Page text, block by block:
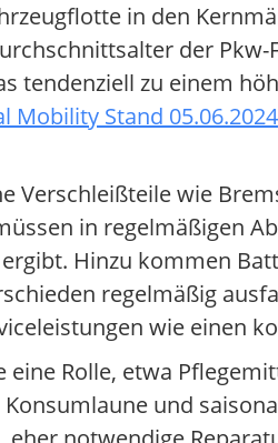
in den
der
tendenziell zu einem
Mobility Stand 05.06.2024
Verschleißteile wie
in regelmäßigen
Hinzu kommen
regelmäßig
wie einen
Rolle, etwa
und